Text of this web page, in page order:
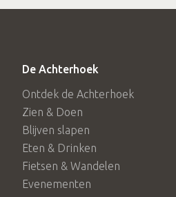
De Achterhoek
Ontdek de Achterhoek
Zien & Doen
Blijven slapen
Eten & Drinken
Fietsen & Wandelen
Evenementen